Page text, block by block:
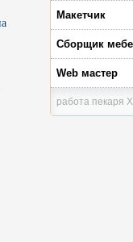
Макетчик
Сборщик
Web мастер
работа пекаря